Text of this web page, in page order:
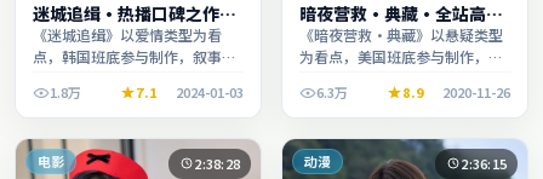
迷城追缉·热播口碑之作剧
情扎实演技在线
《迷城追缉》以爱情类型为看
点，韩国班底参与制作，叙事完
看。1.8万 7.1 2024-01-03
暗夜营救·典藏·全站高分
推荐节奏紧凑值得追看
《暗夜营救·典藏》以悬疑类型
为看点，美国班底参与制作，叙
段观看。
6.3万 8.9 2020-11-26
电影 2:38:28 动漫 2:36:15